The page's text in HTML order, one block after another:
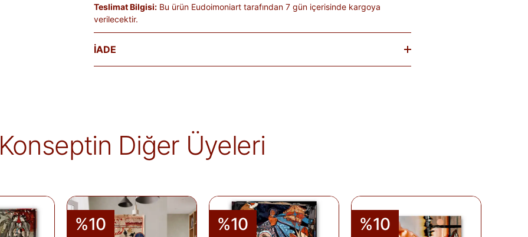
Teslimat Bilgisi: Bu ürün Eudoimoniart tarafından 7 gün içerisinde kargoya
verilecektir.
İADE
alır.
İade edilen ürünler, iade şartlarına uygun olduğu takdirde 10 gün içinde bankanıza
iletilir. İade sürecini başlatmak için lütfen
Konseptin Diğer Üyeleri
%10 %10 %10